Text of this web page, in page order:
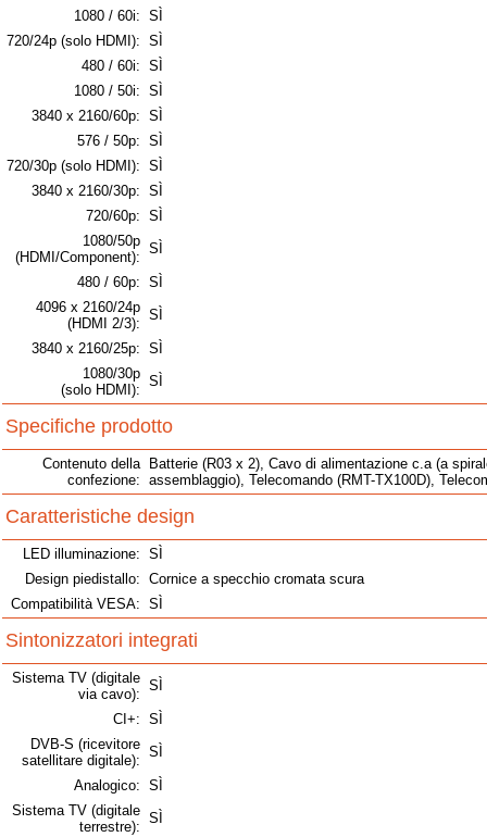
1080 / 60i: SÌ
720/24p (solo HDMI): SÌ
480 / 60i: SÌ
1080 / 50i: SÌ
3840 x 2160/60p: SÌ
576 / 50p: SÌ
720/30p (solo HDMI): SÌ
3840 x 2160/30p: SÌ
720/60p: SÌ
1080/50p
(HDMI/Component):
SÌ
480 / 60p: SÌ
4096 x 2160/24p
(HDMI 2/3):
SÌ
3840 x 2160/25p: SÌ
1080/30p
(solo HDMI):
SÌ
Specifiche prodotto
Contenuto della
confezione:
Batterie (R03 x 2), Cavo di alimentazione c.a (a
assemblaggio), Telecomando (RMT-TX100D),
Caratteristiche design
LED illuminazione: SÌ
Design piedistallo: Cornice a specchio cromata scura
Compatibilità VESA: SÌ
Sintonizzatori integrati
Sistema TV (digitale
via cavo):
SÌ
CI+: SÌ
DVB-S (ricevitore
satellitare digitale):
SÌ
Analogico: SÌ
Sistema TV (digitale
terrestre):
SÌ